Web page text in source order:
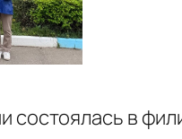
состоялась в